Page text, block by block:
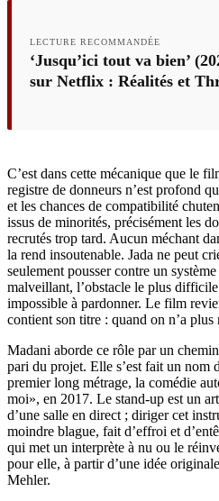
LECTURE RECOMMANDÉE
‘Jusqu’ici tout va bien’
sur Netflix : Réalités et
C’est dans cette mécanique que le
registre de donneurs n’est profond
et les chances de compatibilité
issus de minorités, précisément les
recrutés trop tard. Aucun méchant
la rend insoutenable. Jada ne peut
seulement pousser contre un
malveillant, l’obstacle le plus
impossible à pardonner. Le film
contient son titre : quand on n’a
Madani aborde ce rôle par un
pari du projet. Elle s’est fait un nom
premier long métrage, la comédie
moi», en 2017. Le stand-up est un
d’une salle en direct ; diriger cet
moindre blague, fait d’effroi et
qui met un interprète à nu ou le
pour elle, à partir d’une idée
Mehler.